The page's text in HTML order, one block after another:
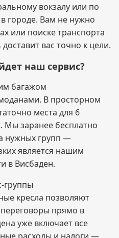
вокзалу или по
городе. Вам не нужно
или поиске транспорта
вас точно к цели.
наш сервис?
багажом
В просторном
места для 6
Мы заранее бесплатно
нужных групп —
является нашим
в Висбаден.
группы
кресла позволяют
прямо в
уже включает все
расходы и налоги —